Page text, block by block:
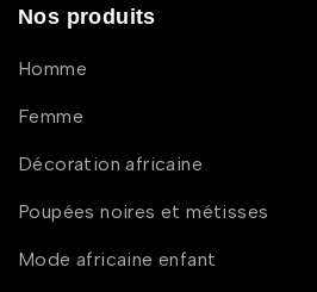
Nos produits
Homme
Femme
Décoration africaine
Poupées noires et métisses
Mode africaine enfant